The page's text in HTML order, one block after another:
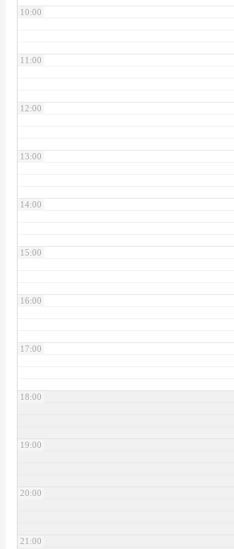
10:00
11:00
12:00
13:00
14:00
15:00
16:00
17:00
18:00
19:00
20:00
21:00